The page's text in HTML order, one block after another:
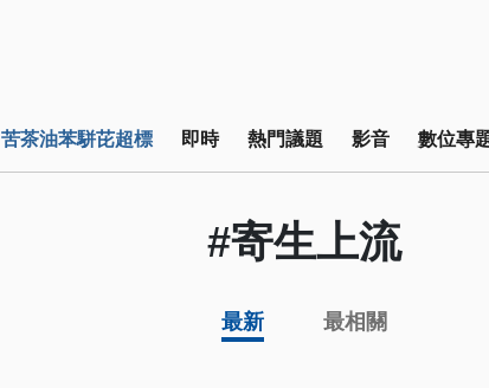
苦茶油苯駢芘超標 即時 熱門議題 影音 數位專
#寄生上流
最新 最相關